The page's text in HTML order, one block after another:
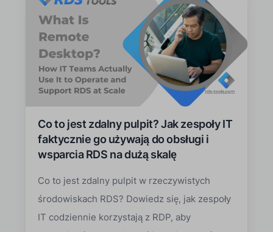
Co to jest zdalny pulpit? Jak zespoły IT
faktycznie go używają do obsługi i
wsparcia RDS na dużą skalę
Co to jest zdalny pulpit w rzeczywistych
środowiskach RDS? Dowiedz się, jak zespoły
IT codziennie korzystają z RDP, aby